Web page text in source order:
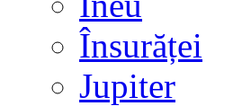
Însurăței
Jupiter